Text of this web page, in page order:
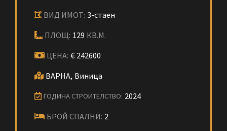
ВИД ИМОТ: 3-стаен
ПЛОЩ: 129 КВ.М.
ЦЕНА: € 242600
ВАРНА, Виница
ГОДИНА СТРОИТЕЛСТВО: 2024
БРОЙ СПАЛНИ: 2